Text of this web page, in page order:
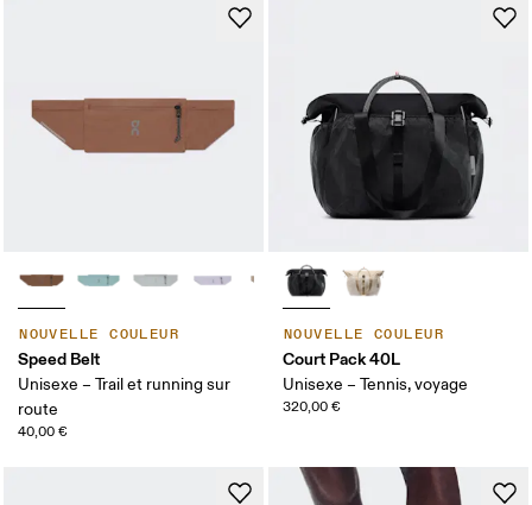
NOUVELLE COULEUR
Speed Belt
Unisexe – Trail et running sur
route
40,00 €
NOUVELLE COULEUR
Court Pack 40L
Unisexe – Tennis, voyage
320,00 €